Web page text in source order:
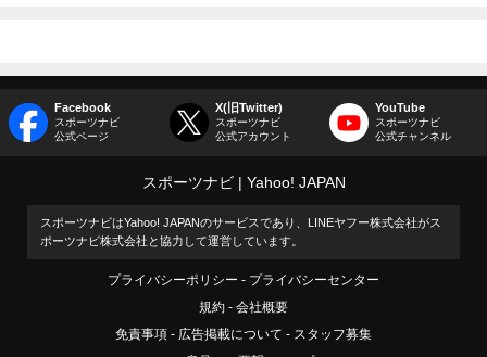
Facebook
スポーツナビ
公式ページ
X(旧Twitter)
スポーツナビ
公式アカウント
YouTube
スポーツナビ
公式チャンネル
スポーツナビ Yahoo! JAPAN
スポーツナビはYahoo! JAPANのサービスであり、LINEヤフー株式会社がス
ポーツナビ株式会社と協力して運営しています。
プライバシーポリシー
プライバシーセンター
規約
会社概要
免責事項
広告掲載について
スタッフ募集